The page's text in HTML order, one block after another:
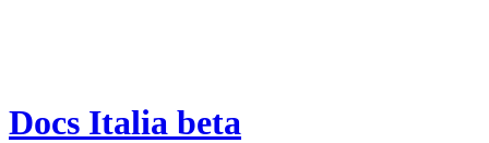
Docs Italia beta